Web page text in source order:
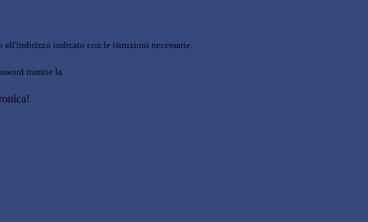
all'indirizzo indicato con le istruzioni necessarie.
tramite la